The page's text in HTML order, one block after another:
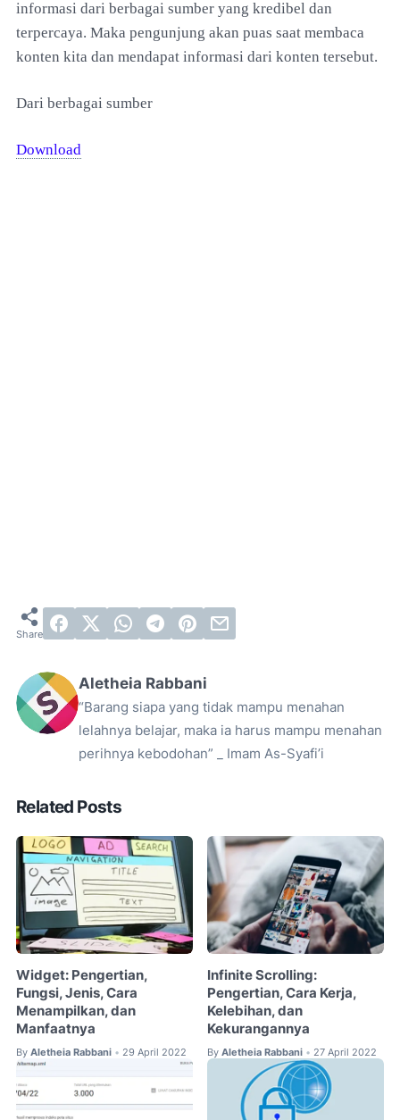
informasi dari berbagai sumber yang kredibel dan
terpercaya. Maka pengunjung akan puas saat membaca
konten kita dan mendapat informasi dari konten tersebut.
Dari berbagai sumber
Download
Aletheia Rabbani
“Barang siapa yang tidak mampu menahan
lelahnya belajar, maka ia harus mampu menahan
perihnya kebodohan” _ Imam As-Syafi’i
Related Posts
Widget: Pengertian,
Fungsi, Jenis, Cara
Menampilkan, dan
Manfaatnya
By Aletheia Rabbani • 29 April 2022
Infinite Scrolling:
Pengertian, Cara Kerja,
Kelebihan, dan
Kekurangannya
By Aletheia Rabbani • 27 April 2022